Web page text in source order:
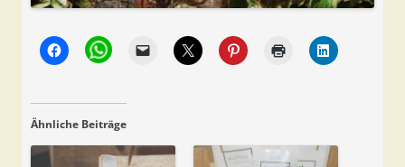
Ähnliche Beiträge